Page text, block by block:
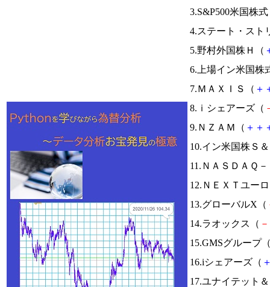
3.S&P500米国株
4.ステート・スト
5.野村外国株Ｈ（
6.上場イン米国株
7.ＭＡＸＩＳ（ ＋
8.ｉシェアーズ（
9.ＮＺＡＭ（ ＋ ＋
10.イン米国株Ｓ
11.ＮＡＳＤＡＱ
12.ＮＥＸＴユー
13.グローバルX（
14.ラオックス（ －
15.GMSグループ
16.iシェアーズ（
17.ユナイテット